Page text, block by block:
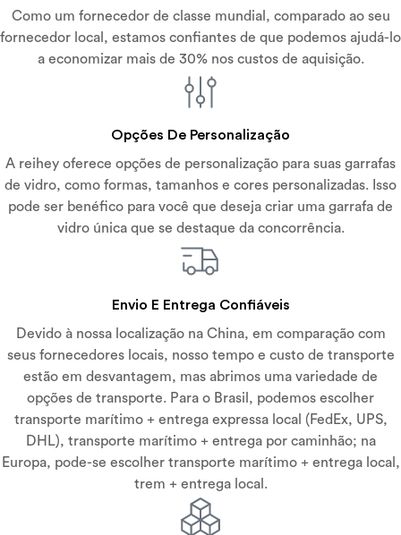
Como um fornecedor de classe mundial, comparado ao seu
fornecedor local, estamos confiantes de que podemos ajudá-lo
a economizar mais de 30% nos custos de aquisição.
Opções De Personalização
A reihey oferece opções de personalização para suas garrafas
de vidro, como formas, tamanhos e cores personalizadas. Isso
pode ser benéfico para você que deseja criar uma garrafa de
vidro única que se destaque da concorrência.
Envio E Entrega Confiáveis
Devido à nossa localização na China, em comparação com
seus fornecedores locais, nosso tempo e custo de transporte
estão em desvantagem, mas abrimos uma variedade de
opções de transporte. Para o Brasil, podemos escolher
transporte marítimo + entrega expressa local (FedEx, UPS,
DHL), transporte marítimo + entrega por caminhão; na
Europa, pode-se escolher transporte marítimo + entrega local,
trem + entrega local.